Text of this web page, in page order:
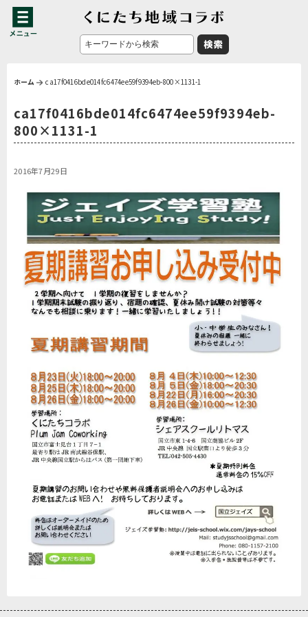
ホーム ca17f0416bde014fc6474ee59f9394eb-800×1131-1
ca17f0416bde014fc6474ee59f9394eb-
800×1131-1
2016年7月29日